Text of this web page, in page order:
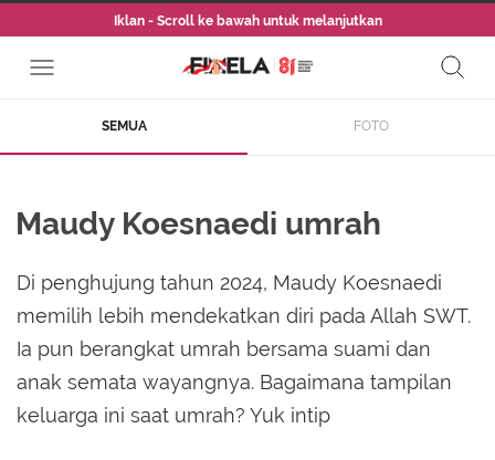
Iklan - Scroll ke bawah untuk melanjutkan
SEMUA FOTO
Maudy Koesnaedi umrah
Di penghujung tahun 2024, Maudy Koesnaedi
memilih lebih mendekatkan diri pada Allah SWT.
Ia pun berangkat umrah bersama suami dan
anak semata wayangnya. Bagaimana tampilan
keluarga ini saat umrah? Yuk intip